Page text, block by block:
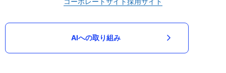
AIへの取り組み